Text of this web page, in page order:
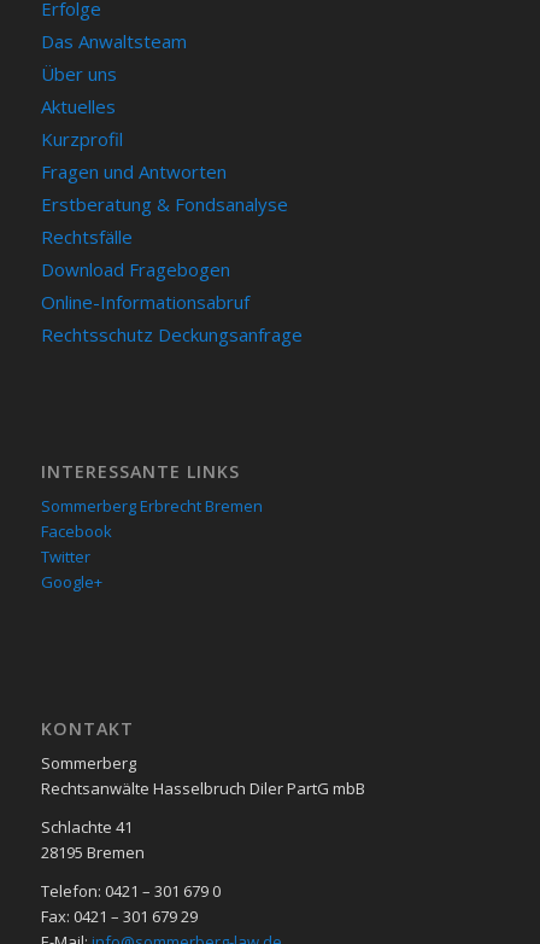
Erfolge
Das Anwaltsteam
Über uns
Aktuelles
Kurzprofil
Fragen und Antworten
Erstberatung & Fondsanalyse
Rechtsfälle
Download Fragebogen
Online-Informationsabruf
Rechtsschutz Deckungsanfrage
INTERESSANTE LINKS
Sommerberg Erbrecht Bremen
Facebook
Twitter
Google+
KON­TAKT
Sommerberg
Rechtsanwälte Hasselbruch Diler PartG mbB
Schlachte 41
28195 Bre­men
Telefon: 0421 – 301 679 0
Fax: 0421 – 301 679 29